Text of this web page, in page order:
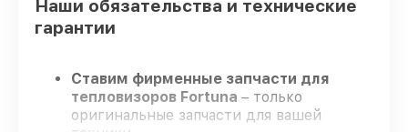
Наши обязательства и технические
гарантии
Ставим фирменные запчасти для
тепловизоров Fortuna – только
оригинальные запчасти для вашей